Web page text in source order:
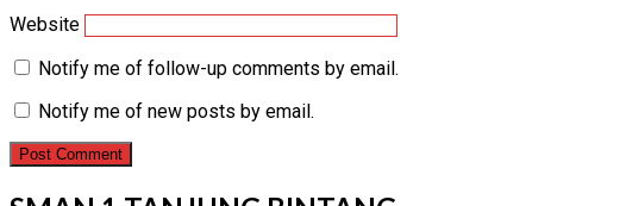
Website
Notify me of follow-up comments by email.
Notify me of new posts by email.